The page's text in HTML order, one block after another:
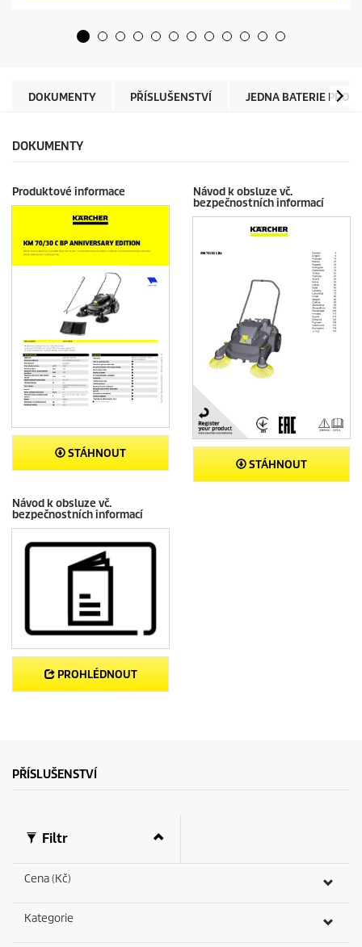
eDOKUMENTY PŘÍSLUŠENSTVÍ JEDNA BATERIE PRO
DOKUMENTY
Produktové informace
STÁHNOUT
Návod k obsluze vč.
bezpečnostních informací
STÁHNOUT
Návod k obsluze vč.
bezpečnostních informací
PROHLÉDNOUT
PŘÍSLUŠENSTVÍ
Filtr
Cena (Kč)
Kategorie